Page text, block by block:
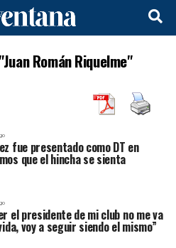
Román Riquelme"
fue presentado como DT en
que el hincha se sienta
el presidente de mi club no me va
voy a seguir siendo el mismo”